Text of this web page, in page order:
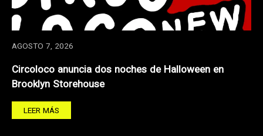
AGOSTO 7, 2026
Circoloco anuncia dos noches de Halloween en
Brooklyn Storehouse
LEER MÁS